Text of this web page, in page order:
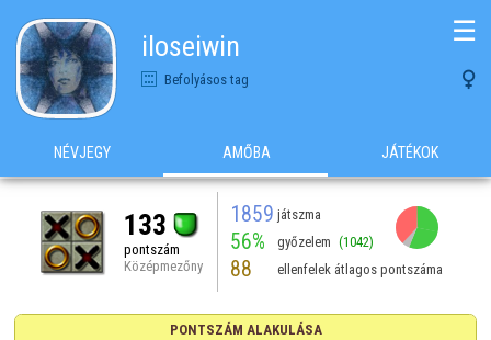
iloseiwin
Befolyásos tag 
☰
NÉVJEGY AMŐBA JÁTÉKOK
133
pontszám
Középmezőny
1859 játszma
56% győzelem (1042)
88 ellenfelek átlagos pontszáma
PONTSZÁM ALAKULÁSA